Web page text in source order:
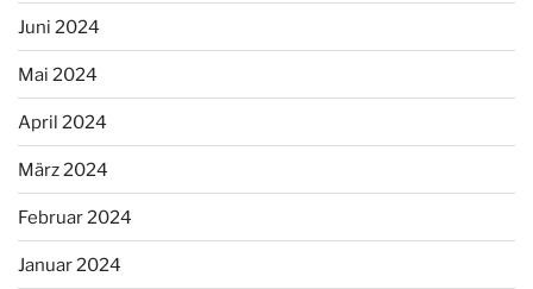
Juni 2024
Mai 2024
April 2024
März 2024
Februar 2024
Januar 2024